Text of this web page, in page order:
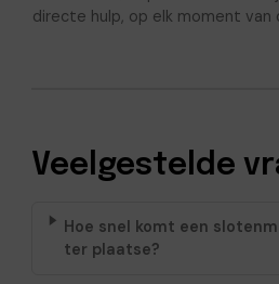
directe hulp, op elk moment van
Veelgestelde
Hoe snel komt een
ter plaatse?